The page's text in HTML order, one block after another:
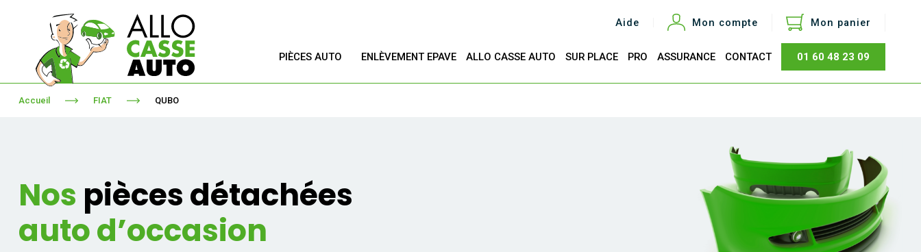
Aide Mon compte Mon panier
Total
PIÈCES AUTO ENLÈVEMENT EPAVE ALLO CASSE AUTO SUR PLACE PRO ASSURANCE CONTACT 01 60 48 23 09
Accueil FIAT QUBO
Nos pièces détachées
auto d’occasion